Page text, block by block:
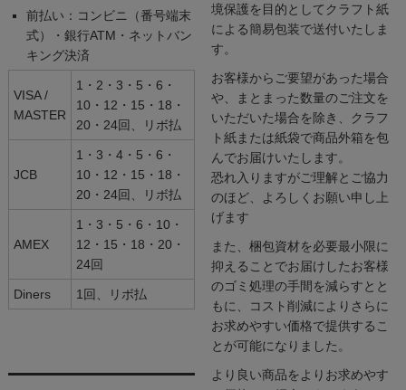
前払い：コンビニ（番号端末
式）・銀行ATM・ネットバン
キング決済
VISA /
MASTER
1・2・3・5・6・
10・12・15・18・
20・24回、リボ払
JCB
1・3・4・5・6・
10・12・15・18・
20・24回、リボ払
AMEX
1・3・5・6・10・
12・15・18・20・
24回
Diners 1回、リボ払
境保護を目的としてクラフト紙
による簡易包装で送付いたしま
す。
お客様からご要望があった場合
や、まとまった数量のご注文を
いただいた場合を除き、クラフ
ト紙または紙袋で商品外箱を包
んでお届けいたします。
恐れ入りますがご理解とご協力
のほど、よろしくお願い申し上
げます
また、梱包資材を必要最小限に
抑えることでお届けしたお客様
のゴミ処理の手間を減らすとと
もに、コスト削減によりさらに
お求めやすい価格で提供するこ
とが可能になりました。
より良い商品をよりお求めやす